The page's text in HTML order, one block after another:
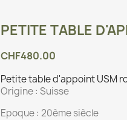
PETITE TABLE
CHF480.00
Petite table d'appoint USM
Origine : Suisse
Epoque : 20ème siècle